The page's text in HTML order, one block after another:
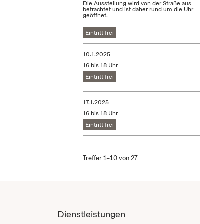
Die Ausstellung wird von der Straße aus
betrachtet und ist daher rund um die Uhr
geöffnet.
Eintritt frei
10.1.2025
16 bis 18 Uhr
Eintritt frei
17.1.2025
16 bis 18 Uhr
Eintritt frei
Treffer 1–10 von 27
Dienstleistungen